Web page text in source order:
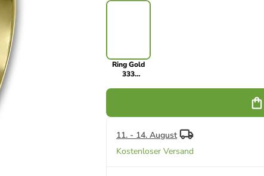
Ring Gold
333
11. - 14. August
Kostenloser Versand